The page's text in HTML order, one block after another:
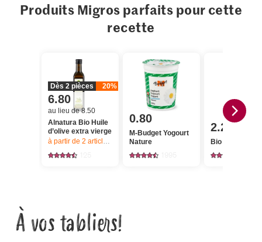
Produits Migros parfaits pour cette
recette
Dès 2 pièces 20%
6.80
au lieu de 8.50
Alnatura Bio Huile
d’olive extra vierge
à partir de 2 articles, Offre valable du 6.8 au 12.8.2026, jusqu’à
0.80
M-Budget Yogourt
Nature
2.20
Bio Romarin
À vos tabliers!